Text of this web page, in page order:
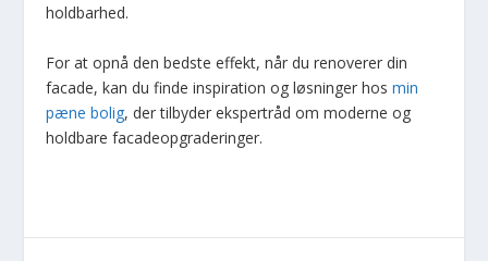
holdbarhed.
For at opnå den bedste effekt, når du renoverer din
facade, kan du finde inspiration og løsninger hosmin
pæne bolig, der tilbyder ekspertråd om moderne og
holdbare facadeopgraderinger.